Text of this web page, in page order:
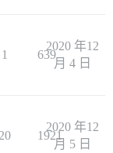
1 639
2020 年12
月 4 日
1921
2020 年12
月 5 日